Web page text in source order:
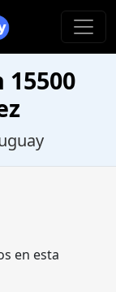
15500
en esta